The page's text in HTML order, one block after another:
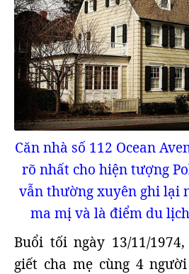
Căn nhà số 112 Ocean
rõ nhất cho hiện tượng
vẫn thường xuyên ghi lại
ma mị và là điểm du
Buổi tối ngày 13/11/
giết cha mẹ cùng 4